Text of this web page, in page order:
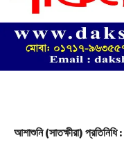
আশাশুনি (সাতক্ষীরা) প্রতিনিধি :